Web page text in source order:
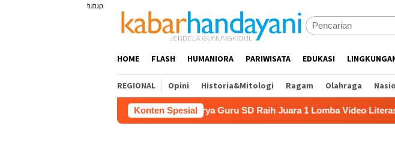
tutup
HOME FLASH HUMANIORA PARIWISATA EDUKASI
REGIONAL Opini Historia&Mitologi Ragam Olahraga
Konten Spesial
Film “Nalar” Karya Guru SD Raih Juara 1 Lomba Video Literasi